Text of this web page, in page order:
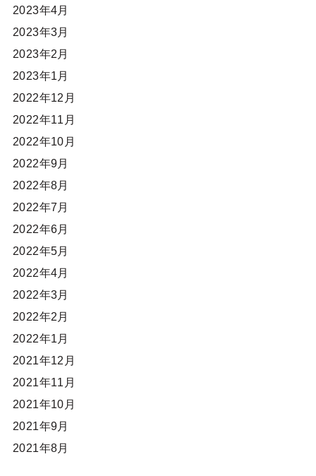
2023年4月
2023年3月
2023年2月
2023年1月
2022年12月
2022年11月
2022年10月
2022年9月
2022年8月
2022年7月
2022年6月
2022年5月
2022年4月
2022年3月
2022年2月
2022年1月
2021年12月
2021年11月
2021年10月
2021年9月
2021年8月